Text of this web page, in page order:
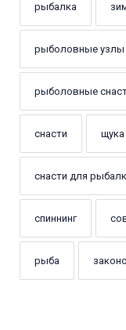
рыбалка
рыболовные узлы
рыболовные
снасти щука
снасти для
спиннинг
рыба